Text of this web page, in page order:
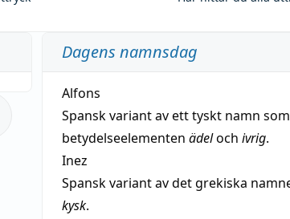
Dagens namnsdag
Alfons
Spansk variant av ett tyskt namn
betydelseelementen ädeloch ivrig.
Inez
Spansk variant av det grekiska
kysk.